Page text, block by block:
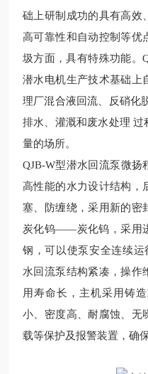
础上研制成功的具有高效
高可靠性和自动控制等优
圾方面，具有特殊功能。
潜水电机生产技术基础上
理厂混合液回流、反硝化
排水、灌溉和废水处理
量的场所。
QJB-W型潜水回流泵微扬
高性能的水力设计结构，
塞、防缠绕，采用新的密
炭化钨――炭化钨，采用
钢，可以使泵安全连续运
水回流泵结构紧凑，操作
用寿命长，主机采用铸
小、密度高、耐腐蚀、无
载等保护及报警装置，确